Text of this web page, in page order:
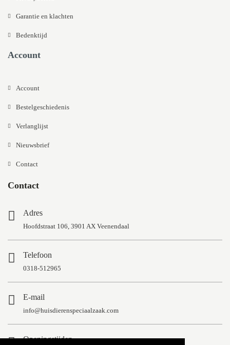
Garantie en klachten
Bedenktijd
Account
Account
Bestelgeschiedenis
Verlanglijst
Nieuwsbrief
Contact
Contact
Adres
Hoofdstraat 106, 3901 AX Veenendaal
Telefoon
0318-512965
E-mail
info@huisdierenspeciaalzaak.com
Openingstijden